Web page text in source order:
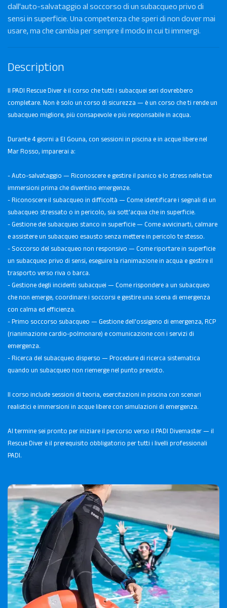
dall'auto-salvataggio al soccorso di un subacqueo privo di
sensi in superficie. Una competenza che speri di non dover mai
usare, ma che cambia per sempre il modo in cui ti immergi.
Description
Il PADI Rescue Diver è il corso che tutti i subacquei seri dovrebbero
completare. Non è solo un corso di sicurezza — è un corso che ti rende un
subacqueo migliore, più consapevole e più responsabile in acqua.
Durante 4 giorni a El Gouna, con sessioni in piscina e in acque libere nel
Mar Rosso, imparerai a:
- Auto-salvataggio — Riconoscere e gestire il panico e lo stress nelle tue
immersioni prima che diventino emergenze.
- Riconoscere il subacqueo in difficoltà — Come identificare i segnali di un
subacqueo stressato o in pericolo, sia sott'acqua che in superficie.
- Gestione del subacqueo stanco in superficie — Come avvicinarti, calmare
e assistere un subacqueo esausto senza mettere in pericolo te stesso.
- Soccorso del subacqueo non responsivo — Come riportare in superficie
un subacqueo privo di sensi, eseguire la rianimazione in acqua e gestire il
trasporto verso riva o barca.
- Gestione degli incidenti subacquei — Come rispondere a un subacqueo
che non emerge, coordinare i soccorsi e gestire una scena di emergenza
con calma ed efficienza.
- Primo soccorso subacqueo — Gestione dell'ossigeno di emergenza, RCP
(rianimazione cardio-polmonare) e comunicazione con i servizi di
emergenza.
- Ricerca del subacqueo disperso — Procedure di ricerca sistematica
quando un subacqueo non riemerge nel punto previsto.
Il corso include sessioni di teoria, esercitazioni in piscina con scenari
realistici e immersioni in acque libere con simulazioni di emergenza.
Al termine sei pronto per iniziare il percorso verso il PADI Divemaster — il
Rescue Diver è il prerequisito obbligatorio per tutti i livelli professionali
PADI.